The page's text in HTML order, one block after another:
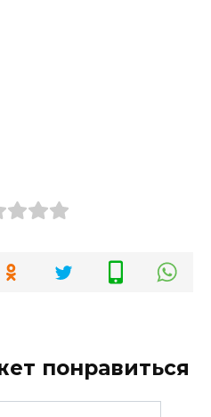
понравиться